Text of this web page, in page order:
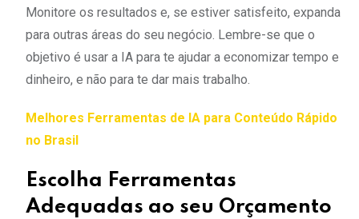
Monitore os resultados e, se estiver satisfeito, expanda
para outras áreas do seu negócio. Lembre-se que o
objetivo é usar a IA para te ajudar a economizar tempo e
dinheiro, e não para te dar mais trabalho.
Melhores Ferramentas de IA para Conteúdo Rápido
no Brasil
Escolha Ferramentas
Adequadas ao seu Orçamento